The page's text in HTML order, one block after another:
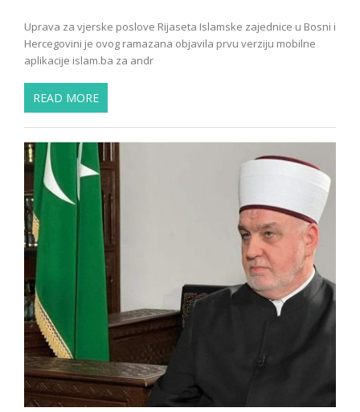
Uprava za vjerske poslove Rijaseta Islamske zajednice u Bosni i
Hercegovini je ovog ramazana objavila prvu verziju mobilne
aplikacije islam.ba za andr
READ MORE